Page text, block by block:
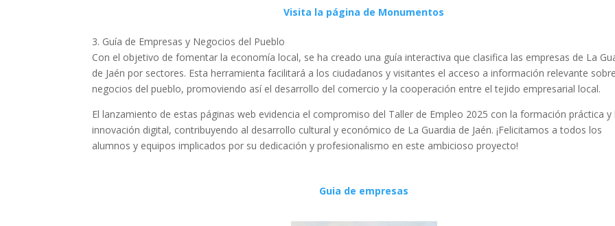
Visita la página de Monumentos
3. Guía de Empresas y Negocios del Pueblo
Con el objetivo de fomentar la economía local, se ha creado una guía interactiva que clasifica las empresas de La
de Jaén por sectores. Esta herramienta facilitará a los ciudadanos y visitantes el acceso a información relevante
negocios del pueblo, promoviendo así el desarrollo del comercio y la cooperación entre el tejido empresarial local.
El lanzamiento de estas páginas web evidencia el compromiso del Taller de Empleo 2025 con la formación práctica y
innovación digital, contribuyendo al desarrollo cultural y económico de La Guardia de Jaén. ¡Felicitamos a todos los
alumnos y equipos implicados por su dedicación y profesionalismo en este ambicioso proyecto!
Guia de empresas